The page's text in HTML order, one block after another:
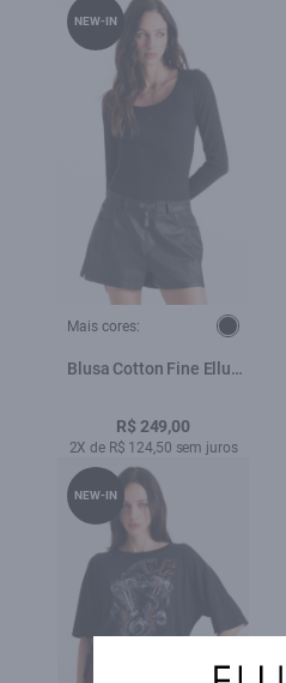
Mais cores:
Blusa Cotton Fine Ellus
R$ 249,00
2X de R$ 124,50 sem juros
NEW-IN
NEW-IN